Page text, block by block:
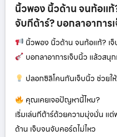
นิ้วพอง นิ้วด้าน จนท้อแท้
จับกีต้าร์? บอกลาอากา
นิ้วพอง นิ้วด้าน จนท้อแท้? เ
บอกลาอาการเจ็บนิ้ว แล้วสนุ
ปลอกซิลิโคนกันเจ็บนิ้ว ช่วย
คุณเคยเจอปัญหานี้ไหม?
เริ่มเล่นกีต้าร์ด้วยความมุ่งมั่น แ
ด้าน เจ็บจนจับคอร์ดไม่ไหว